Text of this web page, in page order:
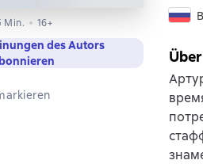
Min. 16+
des Autors